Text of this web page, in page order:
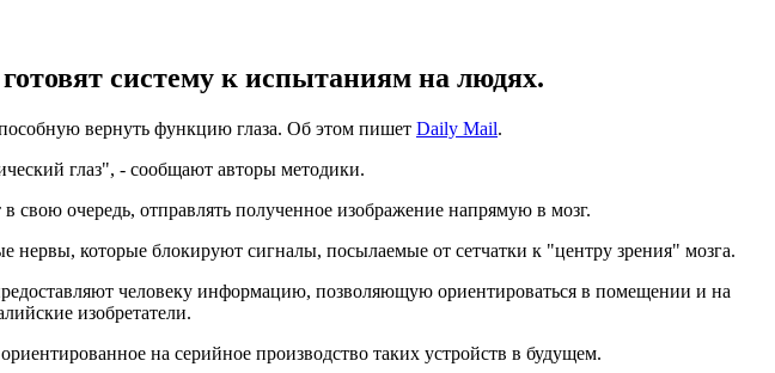
систему к испытаниям на людях.
вернуть функцию глаза. Об этом пишет Daily Mail.
глаз", - сообщают авторы методики.
свою очередь, отправлять полученное изображение напрямую в мозг.
нервы, которые блокируют сигналы, посылаемые от сетчатки к "центру зрения" мозга.
человеку информацию, позволяющую ориентироваться в помещении и на
изобретатели.
на серийное производство таких устройств в будущем.